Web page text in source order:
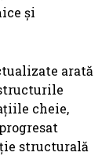
și
arată
cheie,
structurală